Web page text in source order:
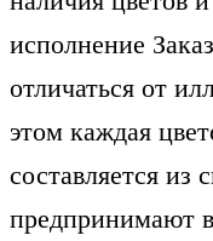
исполнение
отличаться от
этом каждая
составляется из
предпринимают